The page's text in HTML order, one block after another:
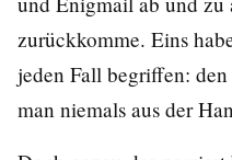
zurückkomme. Eins
jeden Fall begriffen:
man niemals aus der